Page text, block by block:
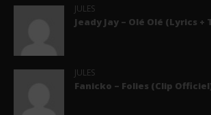
JULES
Jeady Jay – Olé Olé (Lyrics
JULES
Fanicko – Folies (Clip